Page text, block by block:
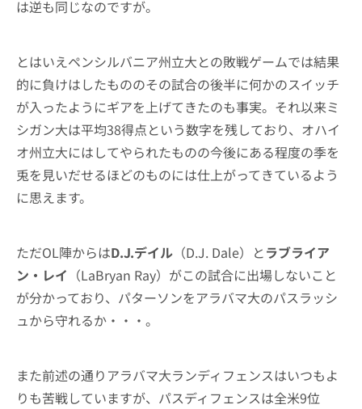
は逆も同じなのですが。
とはいえペンシルバニア州立大との敗戦ゲームでは結果
的に負けはしたもののその試合の後半に何かのスイッチ
が入ったようにギアを上げてきたのも事実。それ以来ミ
シガン大は平均38得点という数字を残しており、オハイ
オ州立大にはしてやられたものの今後にある程度の季を
兎を見いだせるほどのものには仕上がってきているよう
に思えます。
ただOL陣からはD.J.デイル （D.J. Dale）とラブライア
ン・レイ （LaBryan Ray）がこの試合に出場しないこと
が分かっており、パターソンをアラバマ大のパスラッシ
ュから守れるか・・・。
また前述の通りアラバマ大ランディフェンスはいつもよ
りも苦戦していますが、パスディフェンスは全米9位